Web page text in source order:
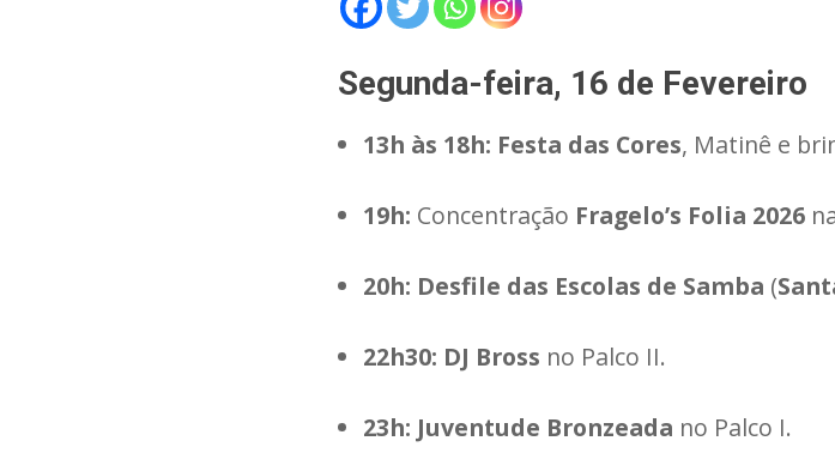
Segunda-feira, 16 de Fevereiro
13h às 18h: Festa das Cores, Matinê e
19h: Concentração Fragelo’s Folia 2026
20h: Desfile das Escolas de Samba (
22h30: DJ Bross no Palco II.
23h: Juventude Bronzeada no Palco I.